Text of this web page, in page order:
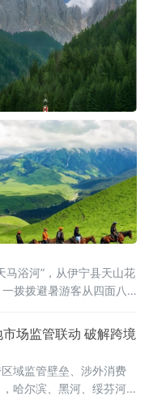
马浴河”，从伊宁县天山花
拨拨避暑游客从四面八
场监管联动 破解跨境
域监管壁垒、涉外消费
哈尔滨、黑河、绥芬河